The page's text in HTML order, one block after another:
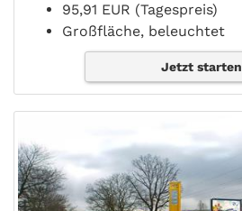
95,91 EUR (Tagespreis)
Großfläche, beleuchtet
Jetzt starten